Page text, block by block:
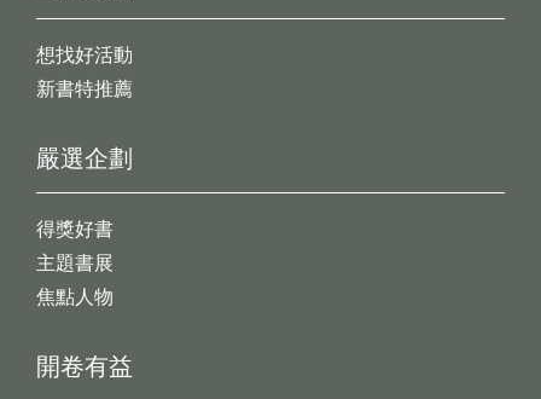
想找好活動
新書特推薦
開卷有益
嚴選企劃
得獎好書
主題書展
焦點人物